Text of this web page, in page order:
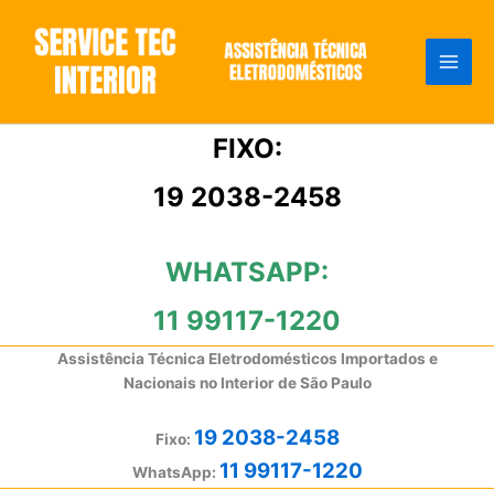
conteúdo
FIXO:
19 2038-2458
WHATSAPP:
11 99117-1220
Assistência Técnica Eletrodomésticos Importados e
Nacionais no Interior de São Paulo
Fixo: 19 2038-2458
WhatsApp: 11 99117-1220